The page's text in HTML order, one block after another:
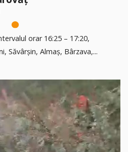
orar 16:25 – 17:20,
Săvârșin, Almaș, Bârzava,...